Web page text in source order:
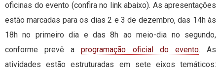
oficinas do evento (confira no link abaixo). As apresentações
estão marcadas para os dias 2 e 3 de dezembro, das 14h às
18h no primeiro dia e das 8h ao meio-dia no segundo,
conforme prevê aprogramação oficial do evento. As
atividades estão estruturadas em sete eixos temáticos: